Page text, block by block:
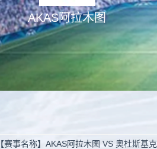
AKAS阿拉木图
【赛事名称】AKAS阿拉木图 VS 奥杜斯基克